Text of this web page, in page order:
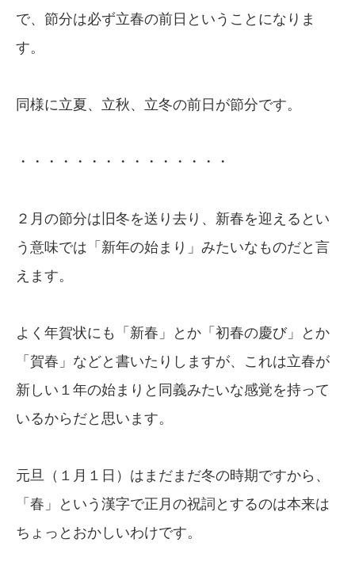
で、節分は必ず立春の前日ということになりま
す。
同様に立夏、立秋、立冬の前日が節分です。
・・・・・・・・・・・・・・・
２月の節分は旧冬を送り去り、新春を迎えるとい
う意味では「新年の始まり」みたいなものだと言
えます。
よく年賀状にも「新春」とか「初春の慶び」とか
「賀春」などと書いたりしますが、これは立春が
新しい１年の始まりと同義みたいな感覚を持って
いるからだと思います。
元旦（１月１日）はまだまだ冬の時期ですから、
「春」という漢字で正月の祝詞とするのは本来は
ちょっとおかしいわけです。